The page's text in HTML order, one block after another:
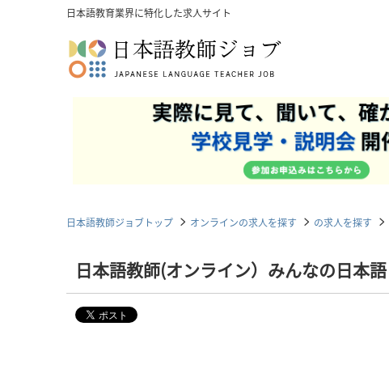
日本語教育業界に特化した求人サイト
日本語教師ジョブトップ オンラインの求人を探す の求人を探す
日本語教師(オンライン）みんなの日本語